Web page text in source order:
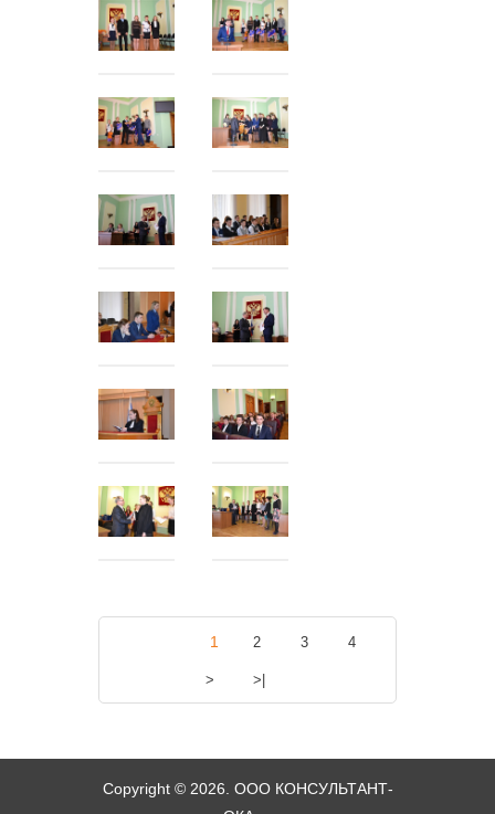
1 2 3 4
> >|
Copyright © 2026. ООО КОНСУЛЬТАНТ-